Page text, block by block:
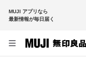
MUJI アプリなら
最新情報が毎日届く